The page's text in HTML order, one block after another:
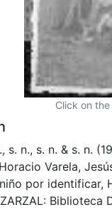
Click on
s. n., s. n. & s. n.
Varela,
por identificar,
Biblioteca